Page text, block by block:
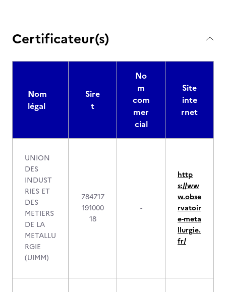
Certificateur(s)
Nom
légal
Sire
t
No
m
com
mer
cial
Site
inte
rnet
UNION
DES
INDUST
RIES ET
DES
METIERS
DE LA
METALLU
RGIE
(UIMM)
784717
191000
18
-
http
s://ww
w.obse
rvatoir
e-meta
llurgie.
fr/